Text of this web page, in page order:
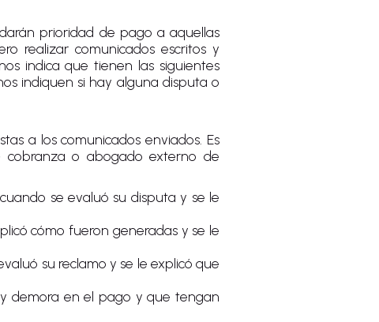
prioridad de pago a aquellas
realizar comunicados escritos y
indica que tienen las siguientes
indiquen si hay alguna disputa o
a los comunicados enviados. Es
cobranza o abogado externo de
se evaluó su disputa y se le
cómo fueron generadas y se le
su reclamo y se le explicó que
demora en el pago y que tengan